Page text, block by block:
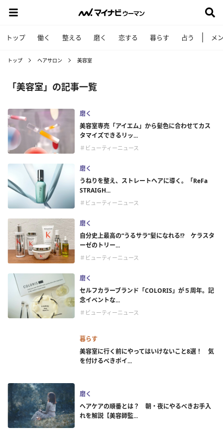
トップ 働く 整える 磨く 恋する 暮らす 占う メ
トップ ヘアサロン 美容室
「美容室」の記事一覧
磨く
美容室専売「アイエム」から髪色に合わせてカス
タマイズできるリッ...
＃ビューティーニュース
磨く
うねりを整え、ストレートヘアに導く。「ReFa
STRAIGH...
＃ビューティーニュース
磨く
自分史上最高の“うるサラ”髪になれる!? ケラスタ
ーゼのトリー...
＃ビューティーニュース
磨く
セルフカラーブランド「COLORIS」が５周年。記
念イベントな...
＃ビューティーニュース
暮らす
美容室に行く前にやってはいけないこと8選！ 気
を付けるべきポイ...
磨く
ヘアケアの順番とは？ 朝・夜にやるべきお手入
れを解説【美容師監...